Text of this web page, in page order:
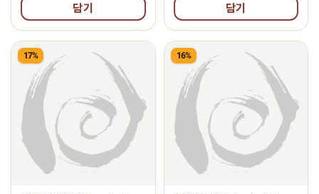
담기 담기
17% 16%